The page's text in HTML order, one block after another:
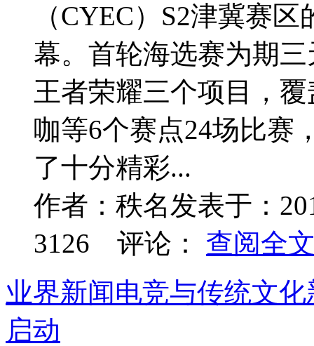
（CYEC）S2津冀赛
幕。首轮海选赛为期
王者荣耀三个项目，
咖等6个赛点24场比赛
了十分精彩...
作者： 秩名发表于：
3126 评论：
查阅全
业界新闻电竞与传统文
启动